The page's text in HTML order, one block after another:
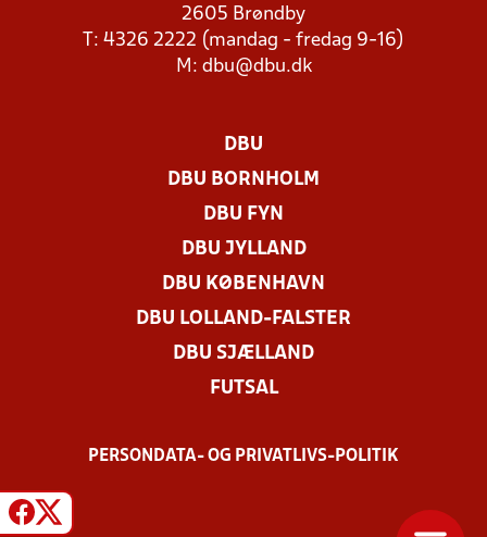
2605 Brøndby
T: 4326 2222 (mandag - fredag 9-16)
M: dbu@dbu.dk
DBU
DBU BORNHOLM
DBU FYN
DBU JYLLAND
DBU KØBENHAVN
DBU LOLLAND-FALSTER
DBU SJÆLLAND
FUTSAL
PERSONDATA- OG PRIVATLIVS-POLITIK